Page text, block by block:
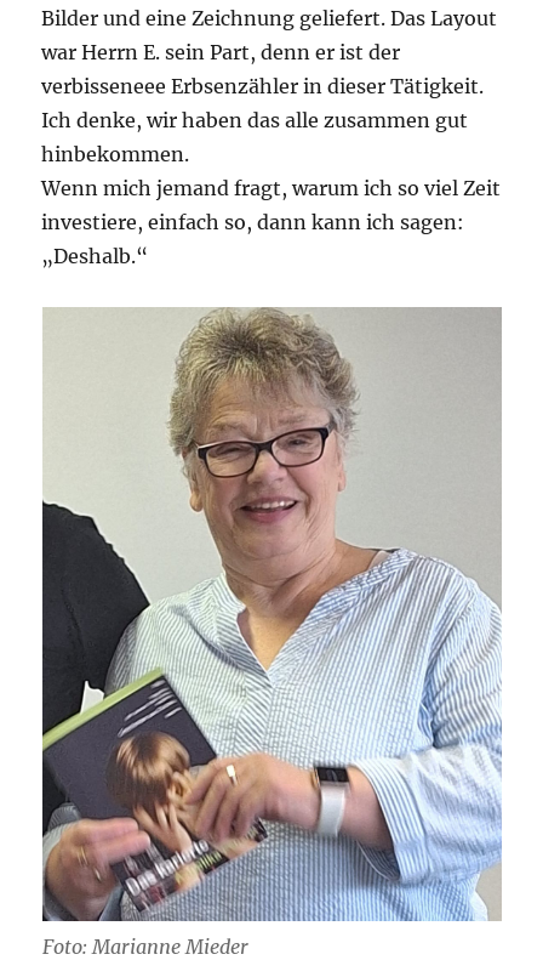
Bilder und eine Zeichnung geliefert. Das Layout
war Herrn E. sein Part, denn er ist der
verbisseneee Erbsenzähler in dieser Tätigkeit.
Ich denke, wir haben das alle zusammen gut
hinbekommen.
Wenn mich jemand fragt, warum ich so viel Zeit
investiere, einfach so, dann kann ich sagen:
„Deshalb.“
Foto: Marianne Mieder